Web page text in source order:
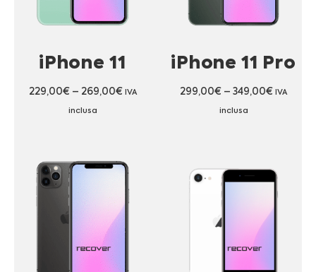
iPhone 11
229,00€ – 269,00€ IVA
inclusa
iPhone 11 Pro
299,00€ – 349,00€ IVA
inclusa